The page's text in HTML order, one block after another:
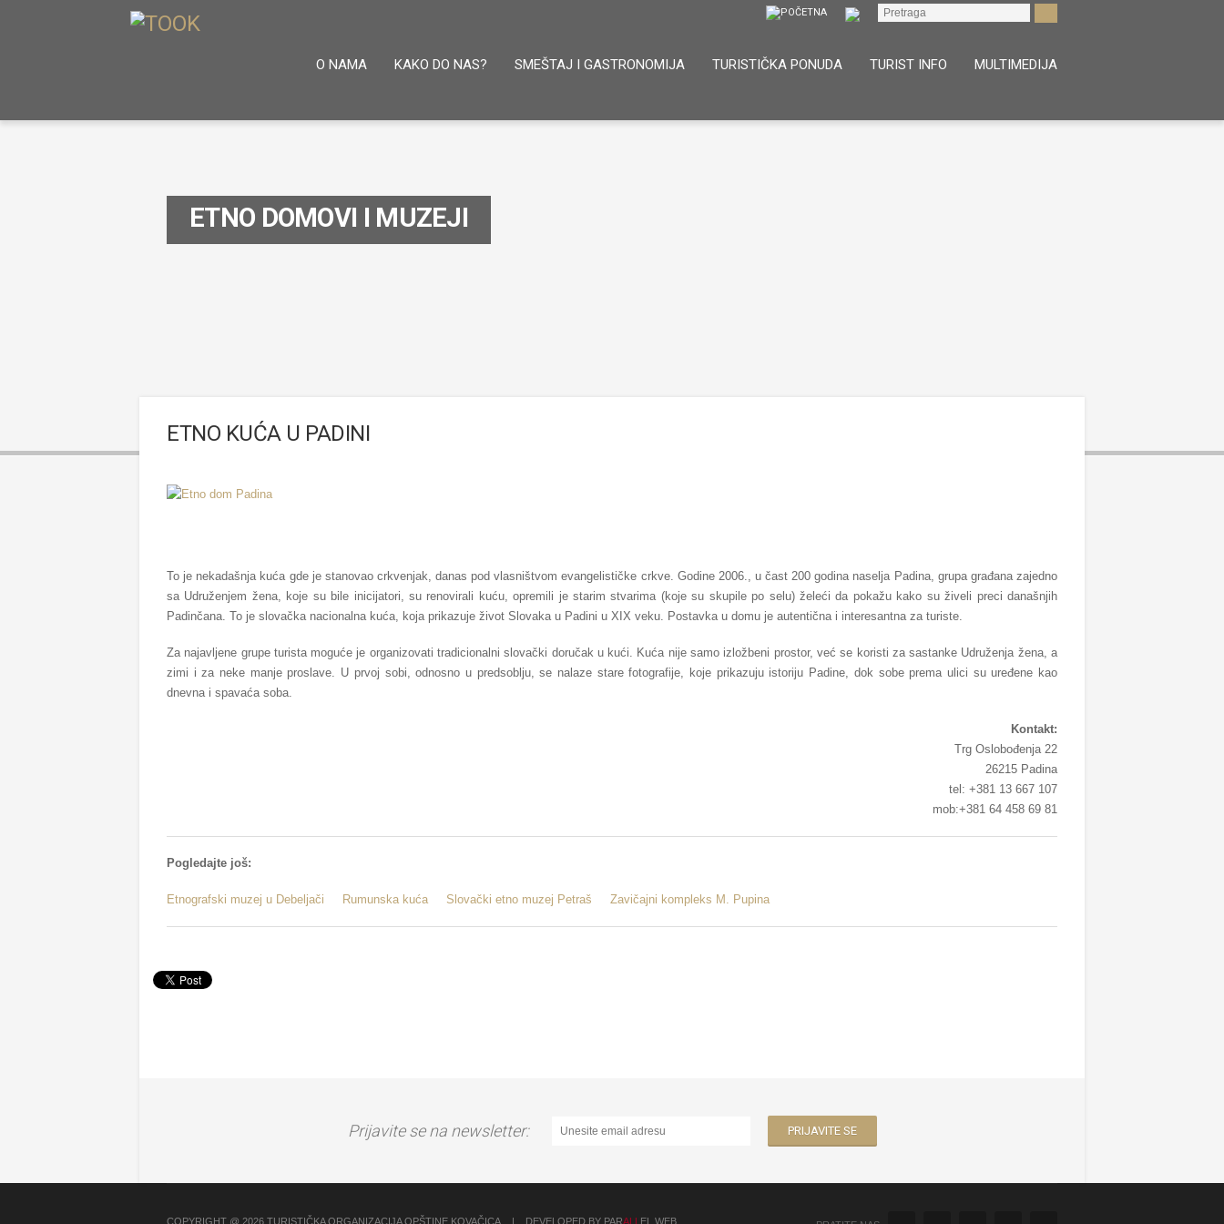
O NAMA KAKO DO NAS? SMEŠTAJ I GASTRONOMIJA TURISTIČKA PONUDA TURIST INFO MULTIMEDIJA
ETNO DOMOVI I MUZEJI
ETNO KUĆA U PADINI
To je nekadašnja kuća gde je stanovao crkvenjak, danas pod vlasništvom evangelističke crkve. Godine 2006., u čast 200 godina naselja Padina, grupa građana zajedno
sa Udruženjem žena, koje su bile inicijatori, su renovirali kuću, opremili je starim stvarima (koje su skupile po selu) želeći da pokažu kako su živeli preci današnjih
Padinčana. To je slovačka nacionalna kuća, koja prikazuje život Slovaka u Padini u XIX veku. Postavka u domu je autentična i interesantna za turiste.
Za najavljene grupe turista moguće je organizovati tradicionalni slovački doručak u kući. Kuća nije samo izložbeni prostor, već se koristi za sastanke Udruženja žena, a
zimi i za neke manje proslave. U prvoj sobi, odnosno u predsoblju, se nalaze stare fotografije, koje prikazuju istoriju Padine, dok sobe prema ulici su uređene kao
dnevna i spavaća soba.
Kontakt:
Trg Oslobođenja 22
26215 Padina
tel: +381 13 667 107
mob:+381 64 458 69 81
Pogledajte još:
Etnografski muzej u Debeljači Rumunska kuća Slovački etno muzej Petraš Zavičajni kompleks M. Pupina
Prijavite se na newsletter:
COPYRIGHT @ 2026 TURISTIČKA ORGANIZACIJA OPŠTINE KOVAČICA | DEVELOPED BY PARALL EL WEB